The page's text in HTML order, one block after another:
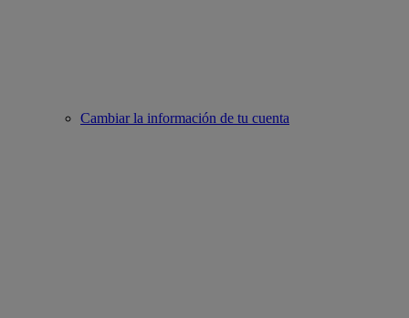
Cambiar la información de tu cuenta